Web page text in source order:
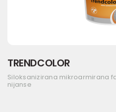
TRENDCOLOR
Siloksanizirana mikroarmirana
nijanse